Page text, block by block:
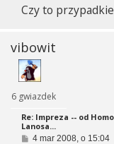
Czy to
vibowit
6 gwiazdek
Re: Impreza -- od
Lanosa...
P4 mar 2008, o 15:04